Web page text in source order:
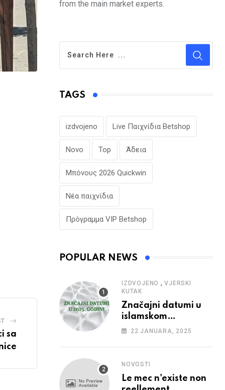
sa
from the main market experts.
TAGS
izdvojeno Live Παιχνίδια Betshop
Novo Top Άδεια
Μπόνους 2026 Quickwin
Νέα παιχνίδια
Πρόγραμμα VIP Betshop
POPULAR NEWS
IZDVOJENO ,VJERSKI
KUTAK
Značajni datumi u
islamskom
kalendaru u 2025.
22 JANUARA, 2025
NOVOSTI
Le mec n'existe non